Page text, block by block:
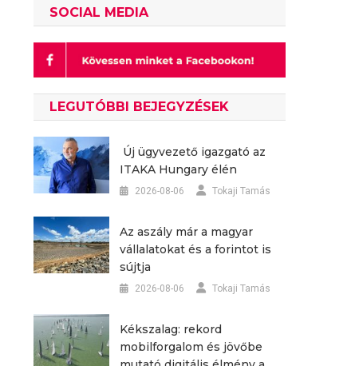
SOCIAL MEDIA
LEGUTÓBBI BEJEGYZÉSEK
Új ügyvezető igazgató az
ITAKA Hungary élén
2026-08-06 Tokaji Tamás
Az aszály már a magyar
vállalatokat és a forintot is
sújtja
2026-08-06 Tokaji Tamás
Kékszalag: rekord
mobilforgalom és jövőbe